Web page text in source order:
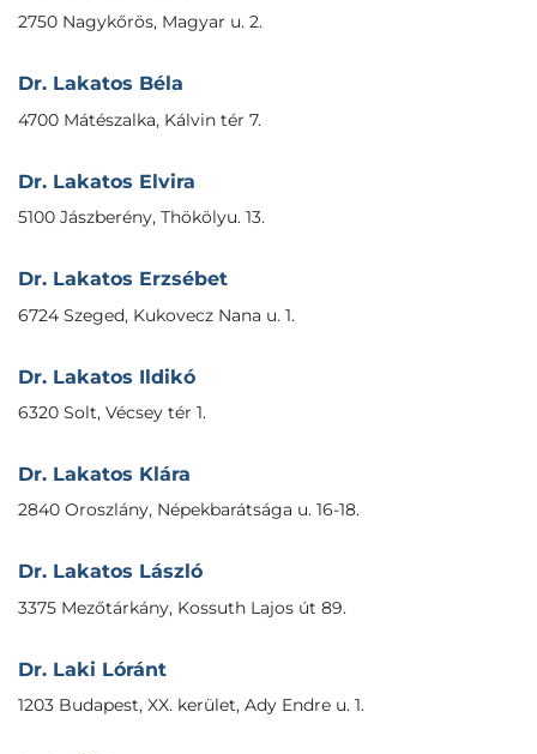
2750 Nagykőrös, Magyar u. 2.
Dr. Lakatos Béla
4700 Mátészalka, Kálvin tér 7.
Dr. Lakatos Elvira
5100 Jászberény, Thökölyu. 13.
Dr. Lakatos Erzsébet
6724 Szeged, Kukovecz Nana u. 1.
Dr. Lakatos Ildikó
6320 Solt, Vécsey tér 1.
Dr. Lakatos Klára
2840 Oroszlány, Népekbarátsága u. 16-18.
Dr. Lakatos László
3375 Mezőtárkány, Kossuth Lajos út 89.
Dr. Laki Lóránt
1203 Budapest, XX. kerület, Ady Endre u. 1.